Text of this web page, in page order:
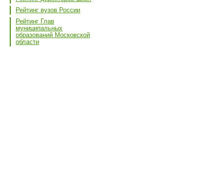
Рейтинг вузов России
Рейтинг Глав
муниципальных
образований Московской
области